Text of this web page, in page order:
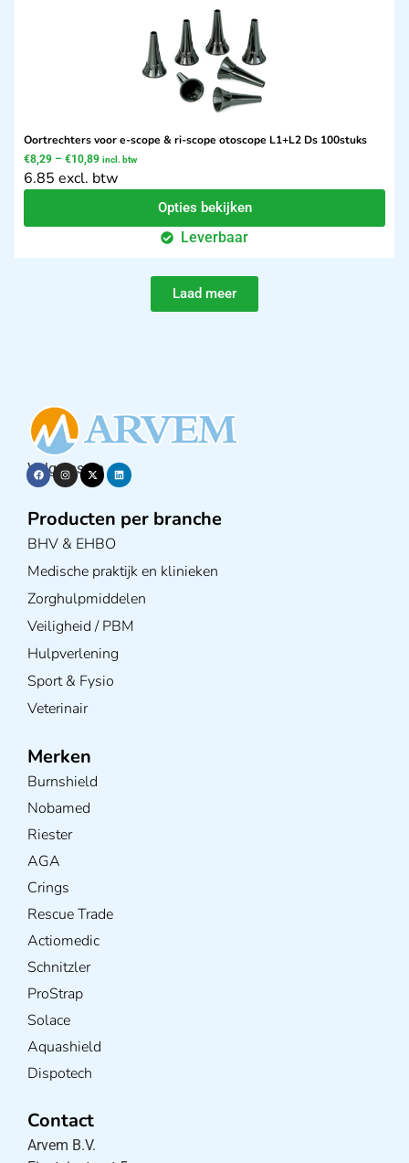
Oortrechters voor e-scope & ri-scope otoscope L1+L2 Ds 100stuks
€8,29 – €10,89 incl. btw
6.85 excl. btw
Opties bekijken
Leverbaar
Laad meer
Volg ons op
Producten per branche
BHV & EHBO
Medische praktijk en klinieken
Zorghulpmiddelen
Veiligheid / PBM
Hulpverlening
Sport & Fysio
Veterinair
Merken
Burnshield
Nobamed
Riester
AGA
Crings
Rescue Trade
Actiomedic
Schnitzler
ProStrap
Solace
Aquashield
Dispotech
Contact
Arvem B.V.